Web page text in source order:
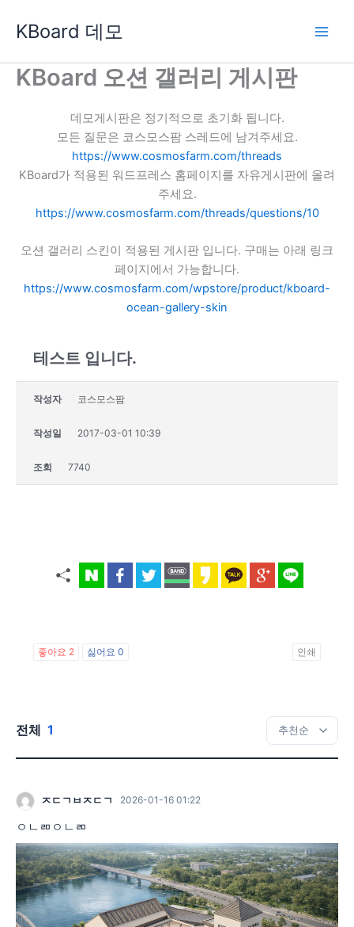
로
KBoard 데모
KBoard 오션 갤러리 게시판
데모게시판은 정기적으로 초기화 됩니다.
모든 질문은 코스모스팜 스레드에 남겨주세요.
https://www.cosmosfarm.com/threads
KBoard가 적용된 워드프레스 홈페이지를 자유게시판에 올려
주세요.
https://www.cosmosfarm.com/threads/questions/10
오션 갤러리 스킨이 적용된 게시판 입니다. 구매는 아래 링크
페이지에서 가능합니다.
https://www.cosmosfarm.com/wpstore/product/kboard-
ocean-gallery-skin
테스트 입니다.
작성자 코스모스팜
작성일 2017-03-01 10:39
조회 7740
좋아요 2 싫어요 0 인쇄
전체 1
ㅈㄷㄱㅂㅈㄷㄱ 2026-01-16 01:22
ㅇㄴㄻㅇㄴㄻ